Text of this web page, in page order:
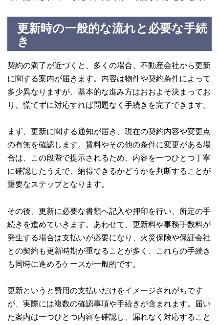
更新時の一般的な流れと必要な手続
き
契約の満了が近づくと、多くの場合、不動産会社から更新
に関する案内が届きます。内容は物件や契約条件によって
多少異なりますが、基本的な進み方はおおよそ決まってお
り、慌てずに対応すれば問題なく手続きを完了できます。
まず、更新に関する通知が届き、現在の契約内容や変更点
の有無を確認します。賃料やその他の条件に変更がある場
合は、この段階で提示されるため、内容を一つひとつ丁寧
に確認したうえで、納得できるかどうかを判断することが
重要なステップとなります。
その後、更新に必要な書類へ記入や押印を行い、所定の手
続きを進めていきます。あわせて、更新料や事務手数料が
発生する場合は支払いが必要になり、火災保険や保証会社
との契約も更新時期が重なることが多く、これらの手続き
も同時に進めるケースが一般的です。
更新というと費用の支払いだけをイメージされがちです
が、実際には複数の確認事項や手続きが含まれます。届い
た案内は一つひとつ内容を確認し、漏れなく対応すること